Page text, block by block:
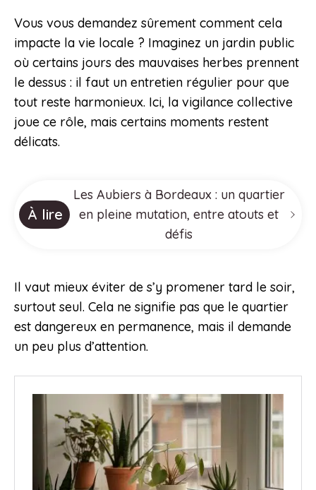
Vous vous demandez sûrement comment cela
impacte la vie locale ? Imaginez un jardin public
où certains jours des mauvaises herbes prennent
le dessus : il faut un entretien régulier pour que
tout reste harmonieux. Ici, la vigilance collective
joue ce rôle, mais certains moments restent
délicats.
À lire
Les Aubiers à Bordeaux : un quartier
en pleine mutation, entre atouts et
défis
Il vaut mieux éviter de s’y promener tard le soir,
surtout seul. Cela ne signifie pas que le quartier
est dangereux en permanence, mais il demande
un peu plus d’attention.